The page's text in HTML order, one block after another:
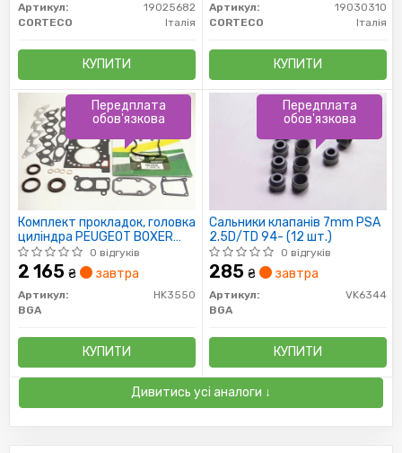
Артикул:
19025682
CORTECO
Італія
КУПИТИ
Артикул:
19030310
CORTECO
Італія
КУПИТИ
Комплект прокладок, головка
циліндра PEUGEOT BOXER
2.5D/TD 94-0 відгуків
2 165 ₴ завтра
Артикул:
HK3550
BGA
КУПИТИ
Передплата
обов'язкова
Сальники клапанів 7mm PSA
2.5D/TD 94- (12 шт.)
0 відгуків
285 ₴ завтра
Артикул:
VK6344
BGA
КУПИТИ
Передплата
обов'язкова
Дивитись усі аналоги ↓